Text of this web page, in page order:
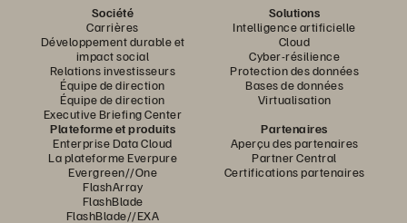
Société
Carrières
Développement durable et
impact social
Relations investisseurs
Équipe de direction
Équipe de direction
Executive Briefing Center
Solutions
Intelligence artificielle
Cloud
Cyber-résilience
Protection des données
Bases de données
Virtualisation
Plateforme et produits
Enterprise Data Cloud
La plateforme Everpure
Evergreen//One
FlashArray
FlashBlade
FlashBlade//EXA
Partenaires
Aperçu des partenaires
Partner Central
Certifications partenaires